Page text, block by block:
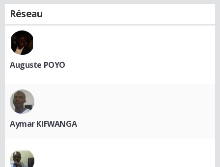
Réseau
Auguste POYO
Aymar KIFWANGA